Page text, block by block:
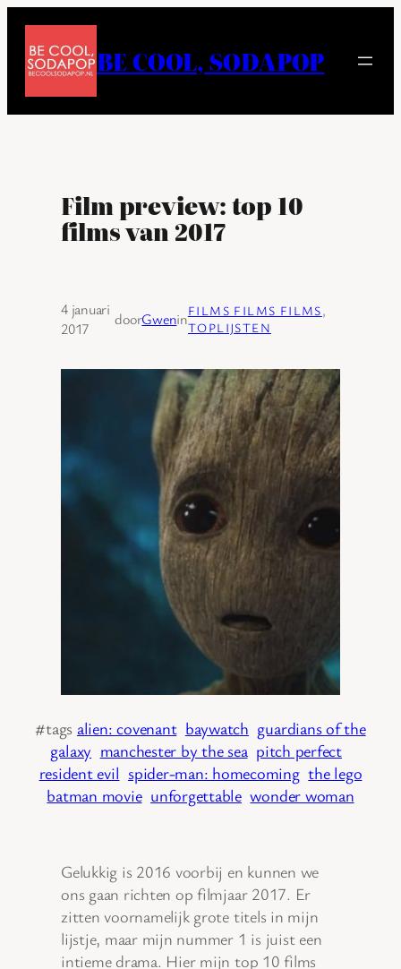
naar
inhoud
BE COOL, SODAPOP
Film preview: top 10
films van 2017
4 januari
2017
doorGweninFILMS FILMS FILMS
TOPLIJSTEN
#tags alien: covenant baywatch guardians of the
galaxy manchester by the sea pitch perfect
resident evil spider-man: homecoming the lego
batman movie unforgettable wonder woman
Gelukkig is 2016 voorbij en kunnen we
ons gaan richten op filmjaar 2017. Er
zitten voornamelijk grote titels in mijn
lijstje, maar mijn nummer 1 is juist een
intieme drama. Hier mijn top 10 films